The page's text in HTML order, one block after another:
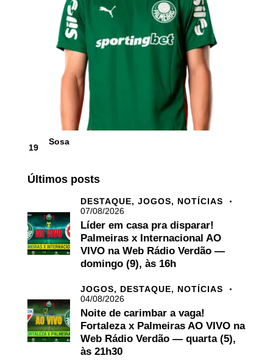
19
Sosa
Últimos posts
DESTAQUE, JOGOS, NOTÍCIAS
07/08/2026
Líder em casa pra disparar!
Palmeiras x Internacional AO
VIVO na Web Rádio Verdão —
domingo (9), às 16h
JOGOS, DESTAQUE, NOTÍCIAS
04/08/2026
Noite de carimbar a vaga!
Fortaleza x Palmeiras AO VIVO na
Web Rádio Verdão — quarta (5),
às 21h30